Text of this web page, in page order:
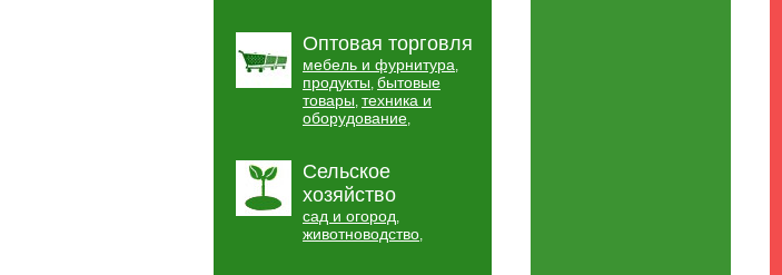
Оптовая торговля
мебель и фурнитура,
продукты, бытовые
товары, техника и
оборудование,
Сельское
хозяйство
сад и огород,
животноводство,